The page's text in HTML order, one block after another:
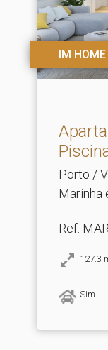
IM HOME
Porto /
Marinha
Ref:
127.3
Sim